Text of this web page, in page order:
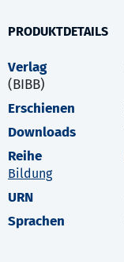
PRODUKTDETAILS
Verlag
(BIBB)
Erschienen
Downloads
Reihe
Bildung
URN
Sprachen